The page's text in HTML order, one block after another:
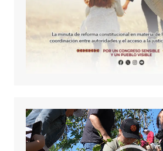
Reproductor
de
vídeo